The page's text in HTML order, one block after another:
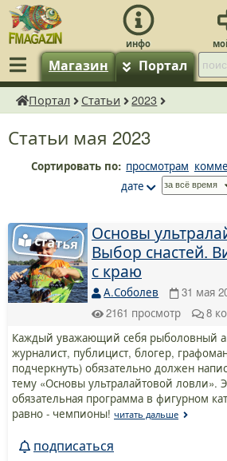
Магазин Портал
fMagazin.ru
Портал Статьи 2023
Статьи мая 2023
Сортировать по: просмотрам
дате
Основы
Выбор снастей.
с краю
А.Соболев
31 мая
2161 просмотр 8
Каждый уважающий себя рыболовный
журналист, публицист, блогер,
подчеркнуть) обязательно должен
тему «Основы ультралайтовой ловли».
обязательная программа в фигурном
равно - чемпионы! читать дальше
подписаться